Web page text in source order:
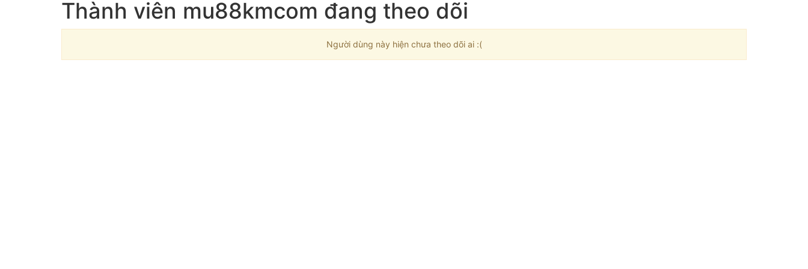
Thành viên mu88kmcom đang theo dõi
Người dùng này hiện chưa theo dõi ai :(